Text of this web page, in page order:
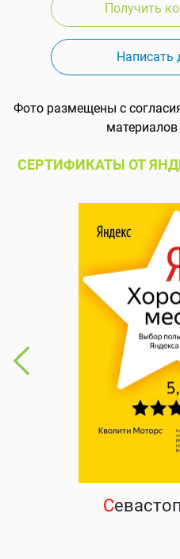
Получить
Написать
Фото размещены с
СЕРТИФИКАТЫ ОТ
С